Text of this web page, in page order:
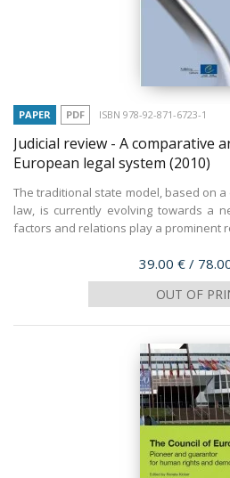
PAPER PDF ISBN 978-92-871-6723-1
Judicial review - A comparative
European legal system (2010)
The traditional state model, based on
law, is currently evolving towards a
factors and relations play a prominent
Price
39.00 € /
OUT OF